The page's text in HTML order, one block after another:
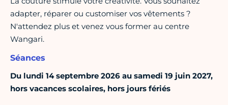
adapter, réparer ou customiser vos vêtements ?
N'attendez plus et venez vous former au centre
Wangari.
Séances
Du lundi 14 septembre 2026 au samedi 19 juin 2027,
hors vacances scolaires, hors jours fériés